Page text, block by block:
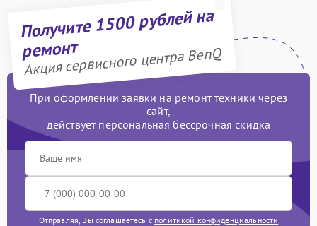
Получите 1500 рублей на
ремонт
Акция сервисного центра BenQ
При оформлении заявки на ремонт техники через
сайт,
действует персональная бессрочная скидка
Отправляя, Вы соглашаетесь с политикой конфиденциальности